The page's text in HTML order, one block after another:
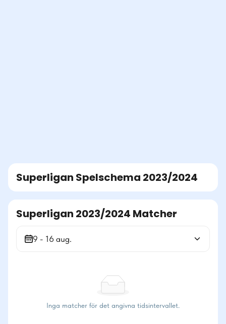
Superligan Spelschema 2023/2024
Superligan 2023/2024 Matcher
9 - 16 aug.
Inga matcher för det angivna tidsintervallet.